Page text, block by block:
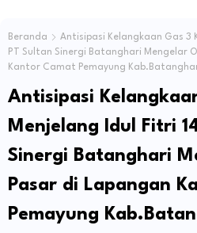
Beranda
Antisipasi Kelangkaan Gas 3
PT Sultan Sinergi Batanghari Mengelar
Kantor Camat Pemayung
Antisipasi
Menjelang Idul Fitri
Sinergi Batanghari
Pasar di Lapangan
Pemayung